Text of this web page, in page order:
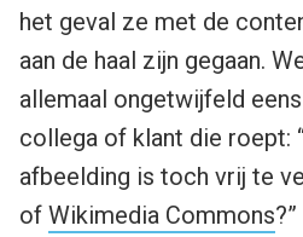
het geval ze met de
aan de haal zijn gegaan.
allemaal ongetwijfeld
collega of klant die roept:
afbeelding is toch vrij te
of Wikimedia Commons